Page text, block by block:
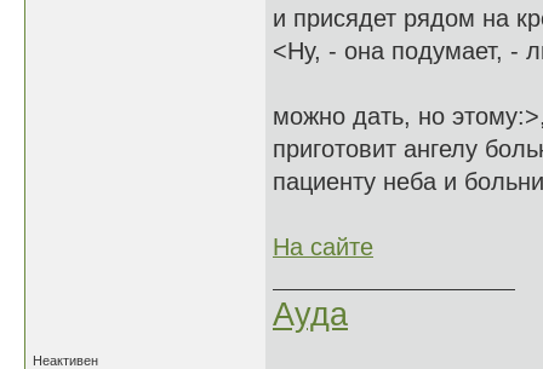
и присядет рядом на
<Ну, - она подумает, -
можно дать, но
приготовит ангелу
пациенту неба и
На сайте
Ауда
Неактивен